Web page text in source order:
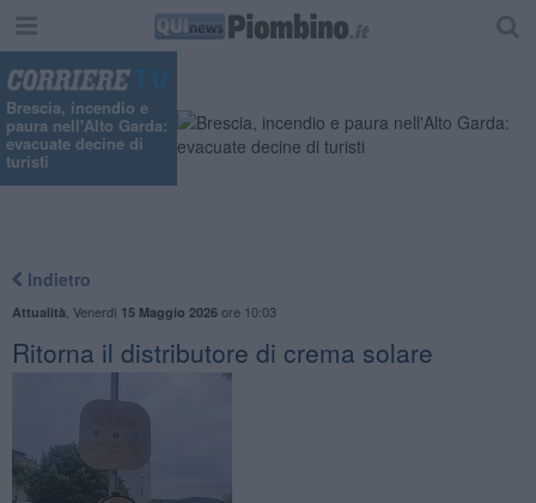
Brescia, incendio e
paura nell'Alto Garda:
evacuate decine di
turisti
Indietro
Attualità Venerdì 15 Maggio 2026ore 10:03
Ritorna il distributore di crema solare